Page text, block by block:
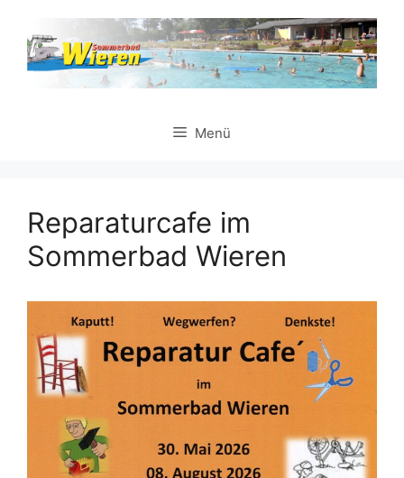
Inhalt
springen
Menü
Reparaturcafe im
Sommerbad Wieren